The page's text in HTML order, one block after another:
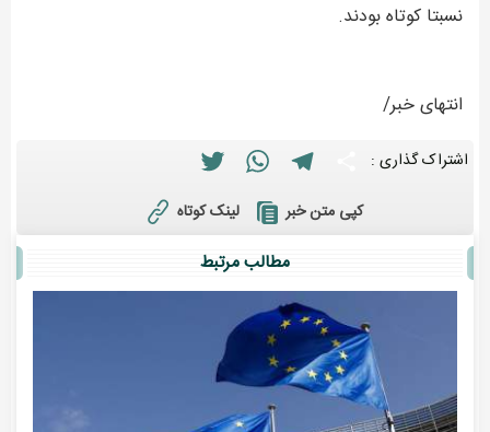
نسبتا کوتاه بودند.
انتهای خبر/
اشتراک گذاری : Twitter
WhatsAppTelegram
کپی متن خبر لینک کوتاه
مطالب مرتبط